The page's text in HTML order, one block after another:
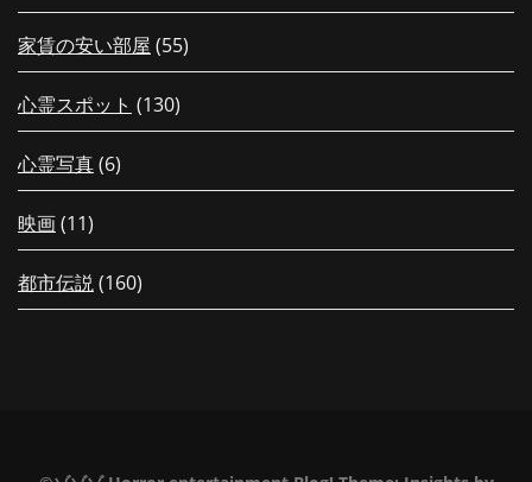
家賃の安い部屋 (55)
心霊スポット (130)
心霊写真(6)
映画(11)
都市伝説(160)